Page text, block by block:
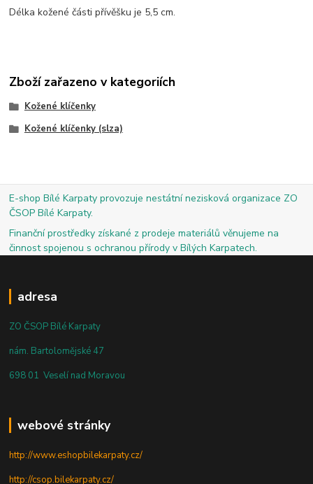
Délka kožené části přívěšku je 5,5 cm.
Zboží zařazeno v kategoriích
Kožené klíčenky
Kožené klíčenky (slza)
E-shop Bílé Karpaty provozuje nestátní nezisková organizace ZO
ČSOP Bílé Karpaty.
Finanční prostředky získané z prodeje materiálů věnujeme na
činnost spojenou s ochranou přírody v Bílých Karpatech.
adresa
ZO ČSOP Bílé Karpaty
nám. Bartolomějské 47
698 01 Veselí nad Moravou
webové stránky
http://www.eshopbilekarpaty.cz/
http://csop.bilekarpaty.cz/